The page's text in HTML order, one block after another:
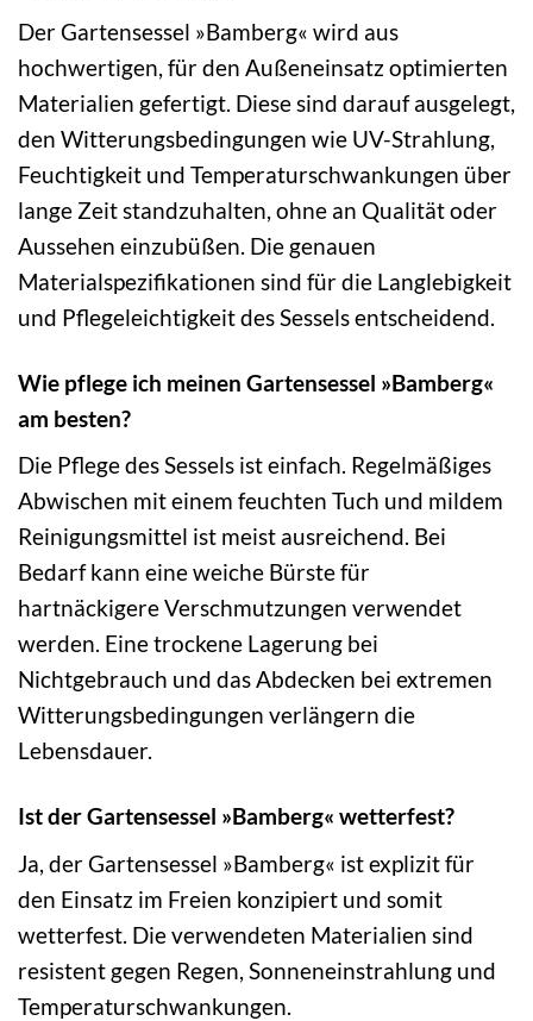
Der Gartensessel »Bamberg« wird aus
hochwertigen, für den Außeneinsatz optimierten
Materialien gefertigt. Diese sind darauf ausgelegt,
den Witterungsbedingungen wie UV-Strahlung,
Feuchtigkeit und Temperaturschwankungen über
lange Zeit standzuhalten, ohne an Qualität oder
Aussehen einzubüßen. Die genauen
Materialspezifikationen sind für die Langlebigkeit
und Pflegeleichtigkeit des Sessels entscheidend.
Wie pflege ich meinen Gartensessel »Bamberg«
am besten?
Die Pflege des Sessels ist einfach. Regelmäßiges
Abwischen mit einem feuchten Tuch und mildem
Reinigungsmittel ist meist ausreichend. Bei
Bedarf kann eine weiche Bürste für
hartnäckigere Verschmutzungen verwendet
werden. Eine trockene Lagerung bei
Nichtgebrauch und das Abdecken bei extremen
Witterungsbedingungen verlängern die
Lebensdauer.
Ist der Gartensessel »Bamberg« wetterfest?
Ja, der Gartensessel »Bamberg« ist explizit für
den Einsatz im Freien konzipiert und somit
wetterfest. Die verwendeten Materialien sind
resistent gegen Regen, Sonneneinstrahlung und
Temperaturschwankungen.